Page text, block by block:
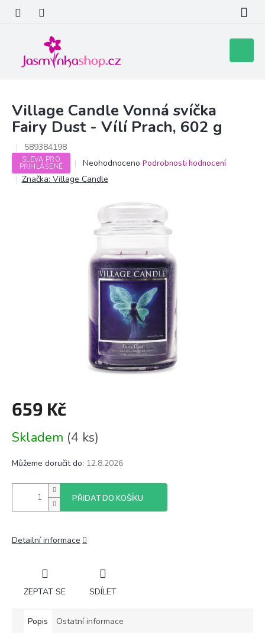
obsah
košík
Village Candle Vonná svíčka
Fairy Dust - Vílí Prach, 602 g
589384198
SLEVA PRO
PŘIHLÁŠENÉ
Průměrné
hodnocení
produktu
Neohodnoceno Podrobnosti hodnocení
Značka: Village Candle
659 Kč
cena:
Skladem (4 ks)
Můžeme doručit do: 12.8.2026
PŘIDAT DO KOŠÍKU
Detailní informace
ZEPTAT SE SDÍLET
Popis Ostatní informace